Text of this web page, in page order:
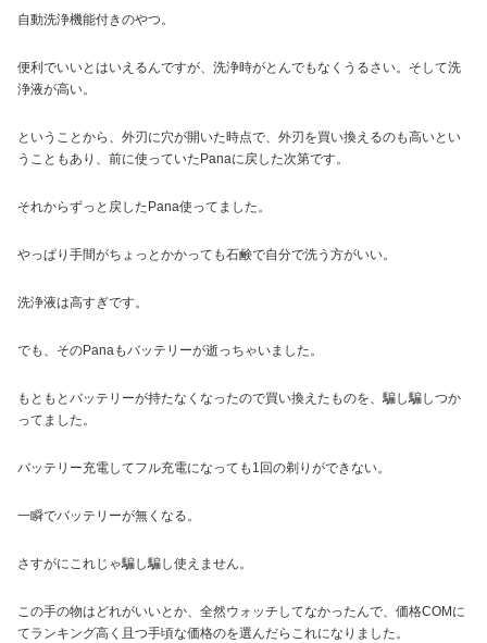
自動洗浄機能付きのやつ。
便利でいいとはいえるんですが、洗浄時がとんでもなくうるさい。そして洗
浄液が高い。
ということから、外刃に穴が開いた時点で、外刃を買い換えるのも高いとい
うこともあり、前に使っていたPanaに戻した次第です。
それからずっと戻したPana使ってました。
やっぱり手間がちょっとかかっても石鹸で自分で洗う方がいい。
洗浄液は高すぎです。
でも、そのPanaもバッテリーが逝っちゃいました。
もともとバッテリーが持たなくなったので買い換えたものを、騙し騙しつか
ってました。
バッテリー充電してフル充電になっても1回の剃りができない。
一瞬でバッテリーが無くなる。
さすがにこれじゃ騙し騙し使えません。
この手の物はどれがいいとか、全然ウォッチしてなかったんで、価格COMに
てランキング高く且つ手頃な価格のを選んだらこれになりました。